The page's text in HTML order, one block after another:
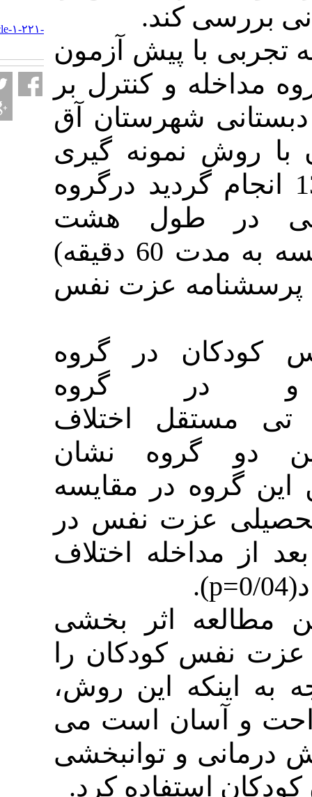
کند.
با پیش آزمون
و کنترل بر
شهرستان آق
نمونه گیری
1395 انجام گردید درگروه
طول هشت
جلسه(هفته ای دو جلسه به مدت 60 دقیقه)
عزت نفس
در گروه
7 و در گروه
تی مستقل اختلاف
نشان
در مقایسه
عزت نفس در
اختلاف
p
).
اثر بخشی
کودکان را
این روش،
آسان است می
و توانبخشی
استفاده کرد.
http://jpen.ir/article-۱-۲۲۱-